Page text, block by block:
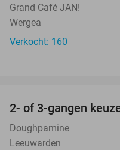
Grand Café JAN!
Wergea
Verkocht: 160
2- of 3-gangen
Doughpamine
Leeuwarden